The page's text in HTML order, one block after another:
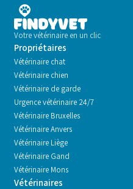
Votre vétérinaire en un clic
Propriétaires
Vétérinaire chat
Vétérinaire chien
Vétérinaire de garde
Urgence vétérinaire 24/7
Vétérinaire Bruxelles
Vétérinaire Anvers
Vétérinaire Liège
Vétérinaire Gand
Vétérinaire Mons
Vétérinaires